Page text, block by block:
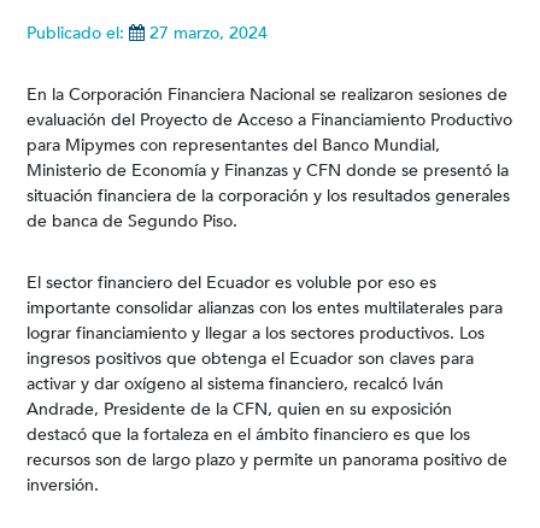
Publicado el: 27 marzo, 2024
En la Corporación Financiera Nacional se realizaron sesiones de
evaluación del Proyecto de Acceso a Financiamiento Productivo
para Mipymes con representantes del Banco Mundial,
Ministerio de Economía y Finanzas y CFN donde se presentó la
situación financiera de la corporación y los resultados generales
de banca de Segundo Piso.
El sector financiero del Ecuador es voluble por eso es
importante consolidar alianzas con los entes multilaterales para
lograr financiamiento y llegar a los sectores productivos. Los
ingresos positivos que obtenga el Ecuador son claves para
activar y dar oxígeno al sistema financiero, recalcó Iván
Andrade, Presidente de la CFN, quien en su exposición
destacó que la fortaleza en el ámbito financiero es que los
recursos son de largo plazo y permite un panorama positivo de
inversión.